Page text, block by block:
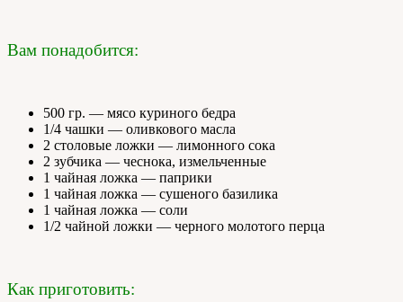
Вам понадобится:
500 гр. — мясо куриного бедра
1/4 чашки — оливкового масла
2 столовые ложки — лимонного сока
2 зубчика — чеснока, измельченные
1 чайная ложка — паприки
1 чайная ложка — сушеного базилика
1 чайная ложка — соли
1/2 чайной ложки — черного молотого перца
Как приготовить: